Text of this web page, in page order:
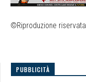
©Riproduzione riservata
PUBBLICITÀ